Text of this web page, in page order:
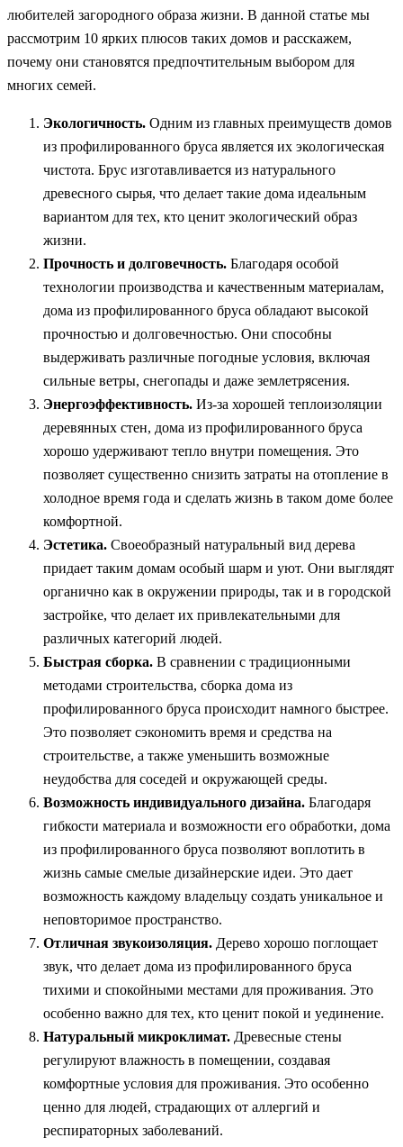
любителей загородного образа жизни. В данной статье мы
рассмотрим 10 ярких плюсов таких домов и расскажем,
почему они становятся предпочтительным выбором для
многих семей.
Экологичность. Одним из главных преимуществ домов
из профилированного бруса является их экологическая
чистота. Брус изготавливается из натурального
древесного сырья, что делает такие дома идеальным
вариантом для тех, кто ценит экологический образ
жизни.
Прочность и долговечность. Благодаря особой
технологии производства и качественным материалам,
дома из профилированного бруса обладают высокой
прочностью и долговечностью. Они способны
выдерживать различные погодные условия, включая
сильные ветры, снегопады и даже землетрясения.
Энергоэффективность. Из-за хорошей теплоизоляции
деревянных стен, дома из профилированного бруса
хорошо удерживают тепло внутри помещения. Это
позволяет существенно снизить затраты на отопление в
холодное время года и сделать жизнь в таком доме более
комфортной.
Эстетика. Своеобразный натуральный вид дерева
придает таким домам особый шарм и уют. Они выглядят
органично как в окружении природы, так и в городской
застройке, что делает их привлекательными для
различных категорий людей.
Быстрая сборка. В сравнении с традиционными
методами строительства, сборка дома из
профилированного бруса происходит намного быстрее.
Это позволяет сэкономить время и средства на
строительстве, а также уменьшить возможные
неудобства для соседей и окружающей среды.
Возможность индивидуального дизайна. Благодаря
гибкости материала и возможности его обработки, дома
из профилированного бруса позволяют воплотить в
жизнь самые смелые дизайнерские идеи. Это дает
возможность каждому владельцу создать уникальное и
неповторимое пространство.
Отличная звукоизоляция. Дерево хорошо поглощает
звук, что делает дома из профилированного бруса
тихими и спокойными местами для проживания. Это
особенно важно для тех, кто ценит покой и уединение.
Натуральный микроклимат. Древесные стены
регулируют влажность в помещении, создавая
комфортные условия для проживания. Это особенно
ценно для людей, страдающих от аллергий и
респираторных заболеваний.